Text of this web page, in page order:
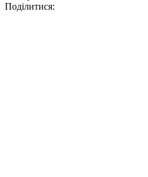
Поділитися: